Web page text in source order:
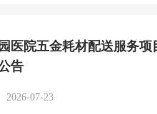
医院五金耗材配送服务项
告
2026-07-23